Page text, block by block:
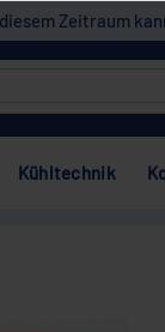
Zeitraum
Kühltechnik